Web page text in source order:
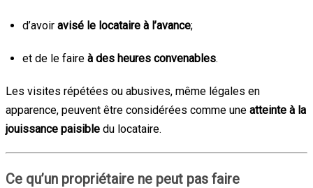
d’avoir avisé le locataire à l’avance;
et de le faire à des heures convenables.
Les visites répétées ou abusives, même légales en
apparence, peuvent être considérées comme une atteinte à la
jouissance paisible du locataire.
Ce qu’un propriétaire ne peut pas faire